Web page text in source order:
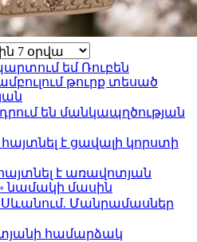
եմ Ռուբեն
թուրք տեսած
են մանկապղծության
է ցավալի կորստի
է առավոտյան
նամակի մասին
Մանրամասներ
համարձակ